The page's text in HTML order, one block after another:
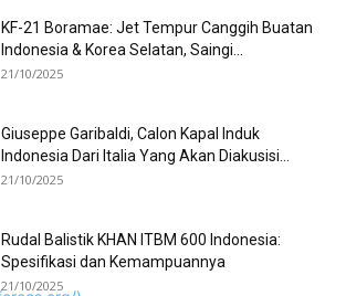
KF-21 Boramae: Jet Tempur Canggih Buatan
Indonesia & Korea Selatan, Saingi...
21/10/2025
Giuseppe Garibaldi, Calon Kapal Induk
Indonesia Dari Italia Yang Akan Diakusisi...
21/10/2025
Rudal Balistik KHAN ITBM 600 Indonesia:
Spesifikasi dan Kemampuannya
21/10/2025